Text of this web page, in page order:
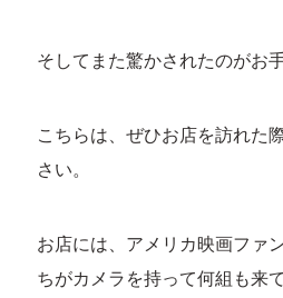
そしてまた驚かされたのがお手
こちらは、ぜひお店を訪れた
さい。
お店には、アメリカ映画ファ
ちがカメラを持って何組も来